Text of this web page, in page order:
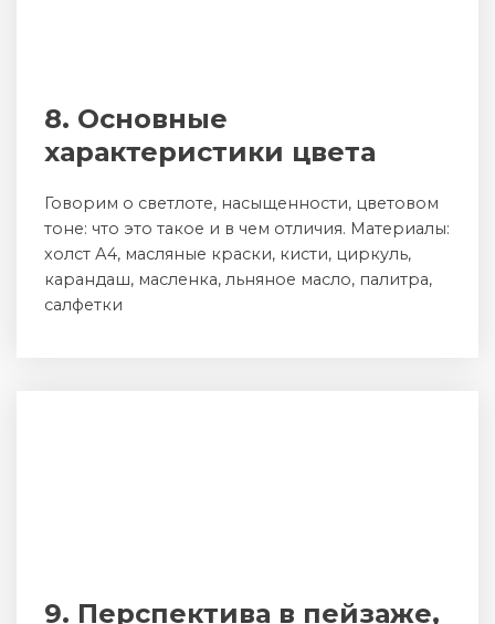
8. Основные
характеристики цвета
Говорим о светлоте, насыщенности, цветовом
тоне: что это такое и в чем отличия. Материалы:
холст А4, масляные краски, кисти, циркуль,
карандаш, масленка, льняное масло, палитра,
салфетки
9. Перспектива в пейзаже,